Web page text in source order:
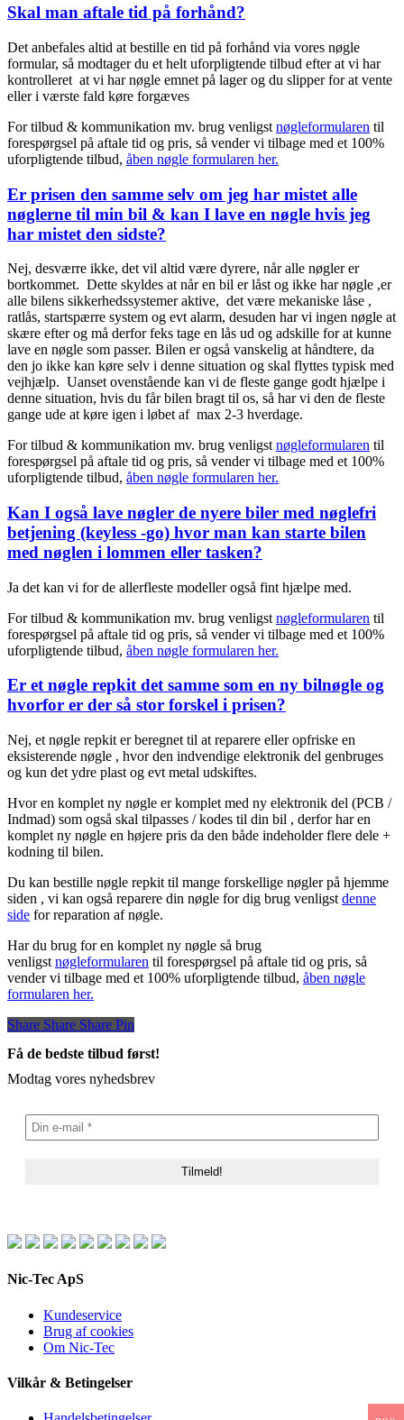
Skal man aftale tid på forhånd?
Det anbefales altid at bestille en tid på forhånd via vores nøgle
formular, så modtager du et helt uforpligtende tilbud efter at vi har
kontrolleret at vi har nøgle emnet på lager og du slipper for at vente
eller i værste fald køre forgæves
For tilbud & kommunikation mv. brug venligst nøgleformularen til
forespørgsel på aftale tid og pris, så vender vi tilbage med et 100%
uforpligtende tilbud, åben nøgle formularen her.
Er prisen den samme selv om jeg har mistet alle
nøglerne til min bil & kan I lave en nøgle hvis jeg
har mistet den sidste?
Nej, desværre ikke, det vil altid være dyrere, når alle nøgler er
bortkommet. Dette skyldes at når en bil er låst og ikke har nøgle ,er
alle bilens sikkerhedssystemer aktive, det være mekaniske låse ,
ratlås, startspærre system og evt alarm, desuden har vi ingen nøgle at
skære efter og må derfor feks tage en lås ud og adskille for at kunne
lave en nøgle som passer. Bilen er også vanskelig at håndtere, da
den jo ikke kan køre selv i denne situation og skal flyttes typisk med
vejhjælp. Uanset ovenstående kan vi de fleste gange godt hjælpe i
denne situation, hvis du får bilen bragt til os, så har vi den de fleste
gange ude at køre igen i løbet af max 2-3 hverdage.
For tilbud & kommunikation mv. brug venligst nøgleformularen til
forespørgsel på aftale tid og pris, så vender vi tilbage med et 100%
uforpligtende tilbud, åben nøgle formularen her.
Kan I også lave nøgler de nyere biler med nøglefri
betjening (keyless -go) hvor man kan starte bilen
med nøglen i lommen eller tasken?
Ja det kan vi for de allerfleste modeller også fint hjælpe med.
For tilbud & kommunikation mv. brug venligst nøgleformularen til
forespørgsel på aftale tid og pris, så vender vi tilbage med et 100%
uforpligtende tilbud, åben nøgle formularen her.
Er et nøgle repkit det samme som en ny bilnøgle og
hvorfor er der så stor forskel i prisen?
Nej, et nøgle repkit er beregnet til at reparere eller opfriske en
eksisterende nøgle , hvor den indvendige elektronik del genbruges
og kun det ydre plast og evt metal udskiftes.
Hvor en komplet ny nøgle er komplet med ny elektronik del (PCB /
Indmad) som også skal tilpasses / kodes til din bil , derfor har en
komplet ny nøgle en højere pris da den både indeholder flere dele +
kodning til bilen.
Du kan bestille nøgle repkit til mange forskellige nøgler på hjemme
siden , vi kan også reparere din nøgle for dig brug venligst denne
side for reparation af nøgle.
Har du brug for en komplet ny nøgle så brug
venligst nøgleformularen til forespørgsel på aftale tid og pris, så
vender vi tilbage med et 100% uforpligtende tilbud, åben nøgle
formularen her.
Share
Share Share Share Pin
Få de bedste tilbud først!
Modtag vores nyhedsbrev
Nic-Tec ApS
Kundeservice
Brug af cookies
Om Nic-Tec
Vilkår & Betingelser